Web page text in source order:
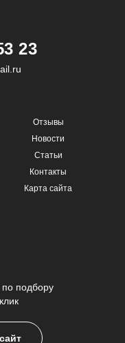
23
Отзывы
Новости
Статьи
Контакты
Карта сайта
подбору